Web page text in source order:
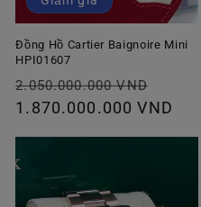
Đồng Hồ Cartier Baignoire Mini
HPI01607
Giá
thông
2.050.000.000 VND
ưu
1.870.000.000 VND